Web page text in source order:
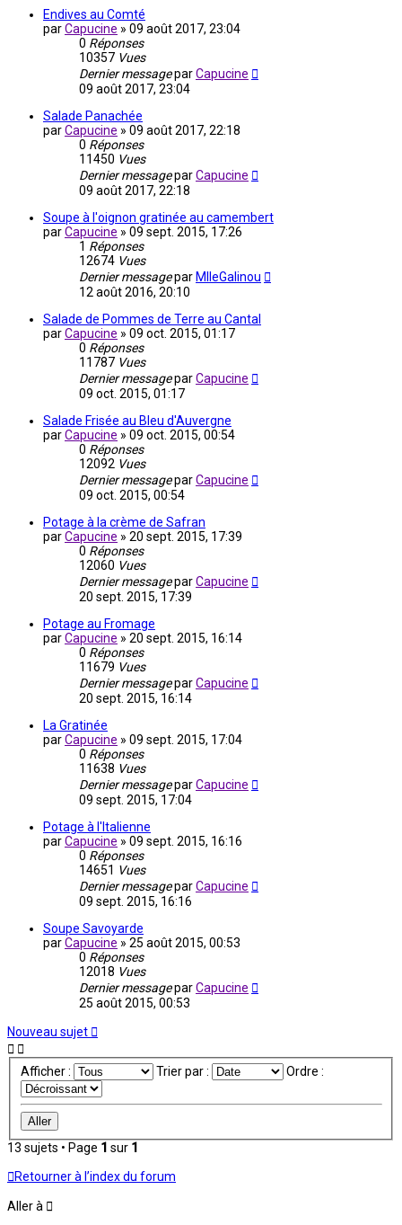
Endives au Comté
parCapucine » 09 août 2017, 23:04
0 Réponses
10357 Vues
Dernier messageparCapucine
09 août 2017, 23:04
Salade Panachée
parCapucine » 09 août 2017, 22:18
0 Réponses
11450 Vues
Dernier messageparCapucine
09 août 2017, 22:18
Soupe à l'oignon gratinée au camembert
parCapucine » 09 sept. 2015, 17:26
1 Réponses
12674 Vues
Dernier messagepar MlleGalinou
12 août 2016, 20:10
Salade de Pommes de Terre au Cantal
parCapucine » 09 oct. 2015, 01:17
0 Réponses
11787 Vues
Dernier messageparCapucine
09 oct. 2015, 01:17
Salade Frisée au Bleu d'Auvergne
parCapucine » 09 oct. 2015, 00:54
0 Réponses
12092 Vues
Dernier messageparCapucine
09 oct. 2015, 00:54
Potage à la crème de Safran
parCapucine » 20 sept. 2015, 17:39
0 Réponses
12060 Vues
Dernier messageparCapucine
20 sept. 2015, 17:39
Potage au Fromage
parCapucine » 20 sept. 2015, 16:14
0 Réponses
11679 Vues
Dernier messageparCapucine
20 sept. 2015, 16:14
La Gratinée
parCapucine » 09 sept. 2015, 17:04
0 Réponses
11638 Vues
Dernier messageparCapucine
09 sept. 2015, 17:04
Potage à l'Italienne
parCapucine » 09 sept. 2015, 16:16
0 Réponses
14651 Vues
Dernier messageparCapucine
09 sept. 2015, 16:16
Soupe Savoyarde
parCapucine » 25 août 2015, 00:53
0 Réponses
12018 Vues
Dernier messageparCapucine
25 août 2015, 00:53
Nouveau sujet
Afficher : Trier par : Ordre :
13 sujets • Page 1 sur 1
Retourner à l’index du forum
Aller à